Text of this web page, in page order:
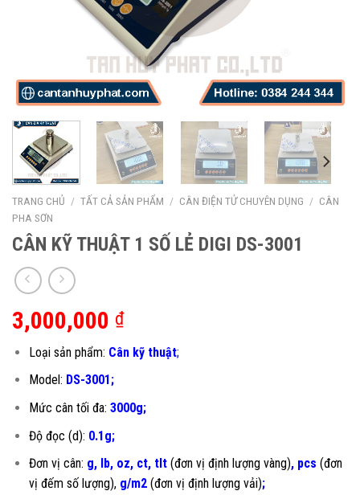
TRANG CHỦ / TẤT CẢ SẢN PHẨM / CÂN ĐIỆN TỬ CHUYÊN DỤNG / CÂN
PHA SƠN
CÂN KỸ THUẬT 1 SỐ LẺ DIGI DS-3001
3,000,000 ₫
Loại sản phẩm: Cân kỹ thuật;
Model: DS-3001 ;
Mức cân tối đa: 3000g;
Độ đọc (d): 0.1g;
Đơn vị cân: g, lb, oz, ct, tlt (đơn vị định lượng vàng), pcs (đơn
vị đếm số lượng), g/m2(đơn vị định lượng vải);